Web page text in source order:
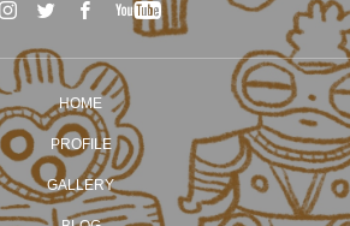
HOME
PROFILE
GALLERY